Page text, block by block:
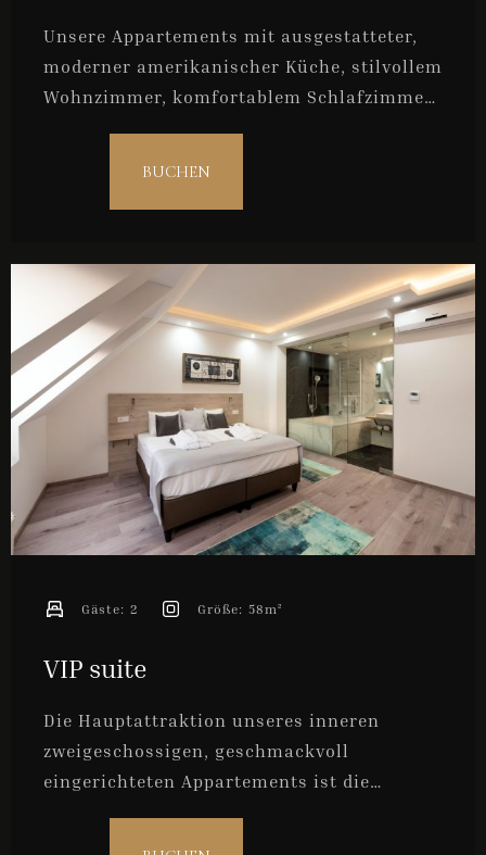
Unsere Appartements mit ausgestatteter,
moderner amerikanischer Küche, stilvollem
Wohnzimmer, komfortablem Schlafzimmer
BUCHEN
VIP suite
Die Hauptattraktion unseres inneren
zweigeschossigen, geschmackvoll
eingerichteten Appartements ist die
Gäste: 2 Größe: 58m²
SUCHE